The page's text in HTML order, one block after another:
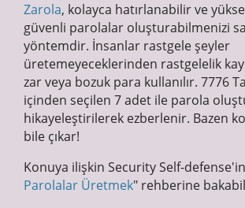
Zarola, kolayca hatırlanabilir ve
güvenli parolalar oluşturabilmenizi
yöntemdir. İnsanlar rastgele şeyler
üretemeyeceklerinden rastgelelik
zar veya bozuk para kullanılır. 7776
içinden seçilen 7 adet ile parola
hikayeleştirilerek ezberlenir. Bazen
bile çıkar!
Konuya ilişkin Security Self-
Parolalar Üretmek" rehberine